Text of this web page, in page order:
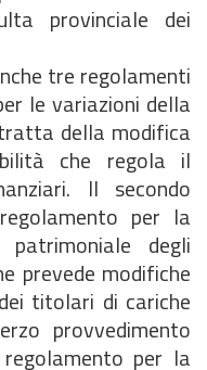
provinciale dei
tre regolamenti
le variazioni della
della modifica
che regola il
Il secondo
per la
degli
prevede modifiche
titolari di cariche
provvedimento
per la